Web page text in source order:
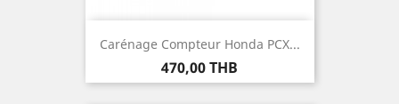
Carénage Compteur Honda PCX...
Prix
470,00 THB